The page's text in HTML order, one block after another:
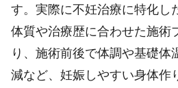
す。実際に不妊治療に特化し
体質や治療歴に合わせた施術
り、施術前後で体調や基礎体
減など、妊娠しやすい身体作